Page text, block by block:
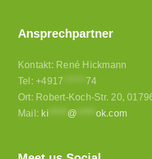
Ansprechpartner
Kontakt: René Hickmann
Tel:+4917
74
Ort: Robert-Koch-Str. 20,
Mail: ki @ ok.com